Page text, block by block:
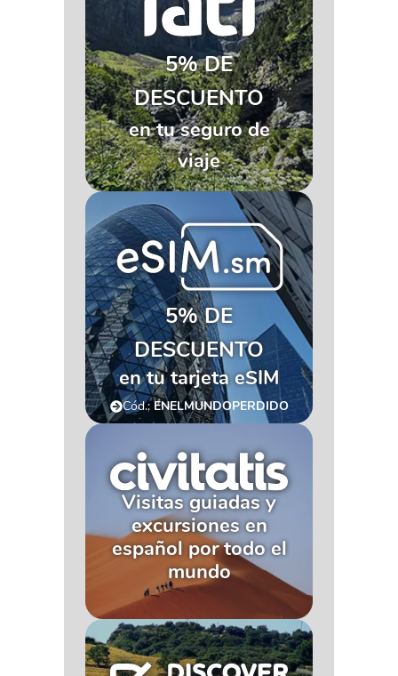
5% DE
DESCUENTO
en tu seguro de
viaje
5% DE
DESCUENTO
en tu tarjeta eSIM
Cód.:ENELMUNDOPERDIDO
Visitas guiadas y
excursiones en
español por todo el
mundo